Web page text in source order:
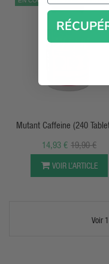
Mutant Caffeine (240
19,90 €
14,93 €
VOIR L’ARTICLE
Voir